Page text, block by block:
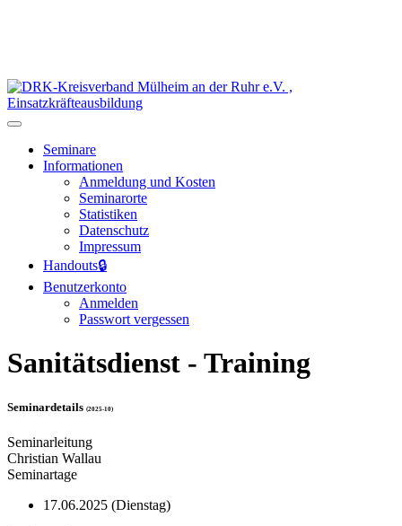
Seminare
Informationen
Anmeldung und Kosten
Seminarorte
Statistiken
Datenschutz
Impressum
Handouts🔒
Benutzerkonto
Anmelden
Passwort vergessen
Sanitätsdienst - Training
Seminardetails (2025-10)
Seminarleitung
Christian Wallau
Seminartage
17.06.2025 (Dienstag)